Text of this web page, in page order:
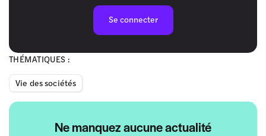
THÉMATIQUES :
Vie des sociétés
Ne manquez aucune actualité
Se connecter